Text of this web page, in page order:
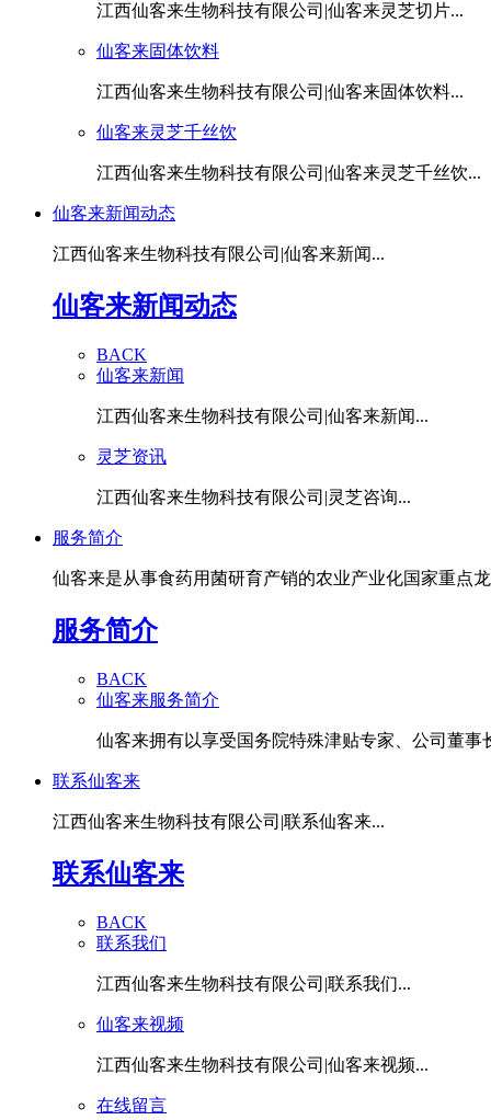
江西仙客来生物科技有限公司|仙客来灵芝切片...
仙客来固体饮料
江西仙客来生物科技有限公司|仙客来固体饮料...
仙客来灵芝千丝饮
江西仙客来生物科技有限公司|仙客来灵芝千丝饮...
仙客来新闻动态
江西仙客来生物科技有限公司|仙客来新闻...
仙客来新闻动态
BACK
仙客来新闻
江西仙客来生物科技有限公司|仙客来新闻...
灵芝资讯
江西仙客来生物科技有限公司|灵芝咨询...
服务简介
仙客来是从事食药用菌研育产销的农业产业化国家重点
服务简介
BACK
仙客来服务简介
仙客来拥有以享受国务院特殊津贴专家、公司董事
联系仙客来
江西仙客来生物科技有限公司|联系仙客来...
联系仙客来
BACK
联系我们
江西仙客来生物科技有限公司|联系我们...
仙客来视频
江西仙客来生物科技有限公司|仙客来视频...
在线留言